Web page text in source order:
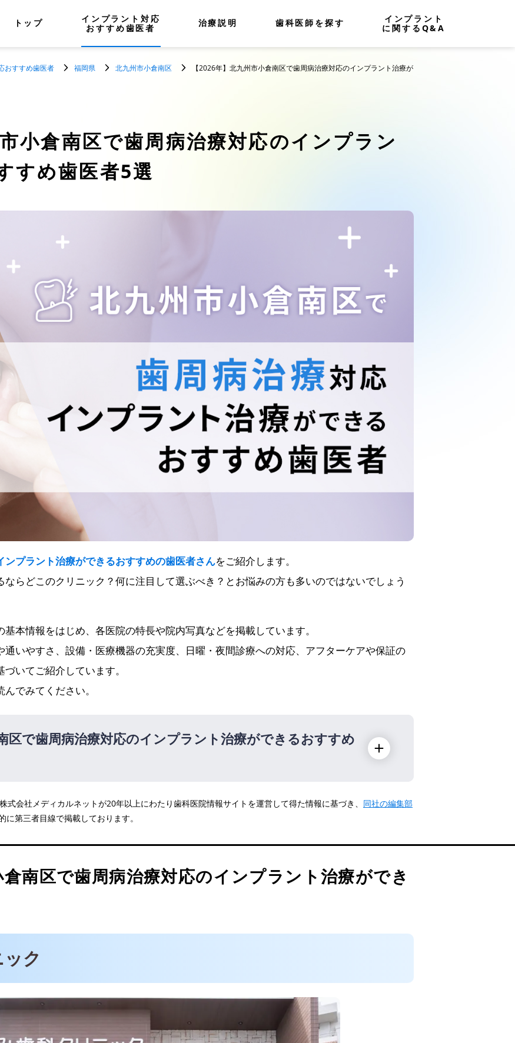
トップ
インプラント対応
おすすめ歯医者
治療説明 歯科医師を探す
インプラント
に関するQ&A
おすすめ歯医者 福岡県 北九州市小倉南区
【2026年】北九州市小倉南区で歯周病治療対応のインプラント治療が
小倉南区で歯周病治療対応のインプラン
すめ歯医者5選
プラント治療ができるおすすめの歯医者さんをご紹介します。
らどこのクリニック？何に注目して選ぶべき？とお悩みの方も多いのではないでしょう
本情報をはじめ、各医院の特長や院内写真などを掲載しています。
いやすさ、設備・医療機器の充実度、日曜・夜間診療への対応、アフターケアや保証の
づいてご紹介しています。
でみてください。
区で歯周病治療対応のインプラント治療ができるおすすめ
矯正歯科クリニック
会社メディカルネットが20年以上にわたり歯科医院情報サイトを運営して得た情報に基づき、 同社の編集部
第三者目線で掲載しております。
南区で歯周病治療対応のインプラント治療ができ
ク